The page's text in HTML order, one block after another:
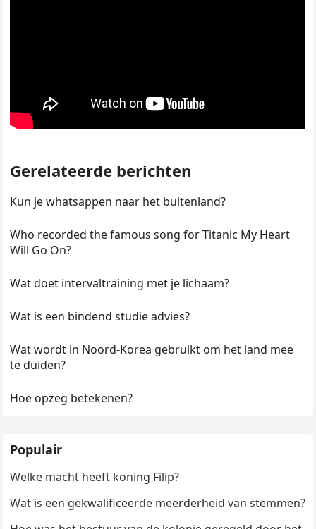
Gerelateerde berichten
Kun je whatsappen naar het buitenland?
Who recorded the famous song for Titanic My Heart
Will Go On?
Wat doet intervaltraining met je lichaam?
Wat is een bindend studie advies?
Wat wordt in Noord-Korea gebruikt om het land mee
te duiden?
Hoe opzeg betekenen?
Populair
Welke macht heeft koning Filip?
Wat is een gekwalificeerde meerderheid van stemmen?